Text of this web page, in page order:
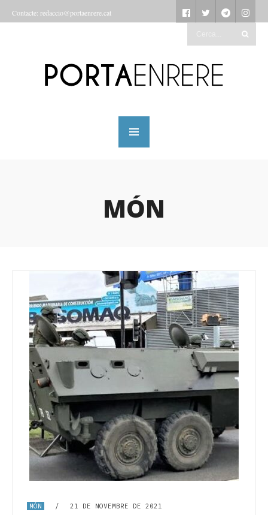
Contacte: redaccio@portaenrere.cat
MÓN
MÓN / 21 DE NOVEMBRE DE 2021